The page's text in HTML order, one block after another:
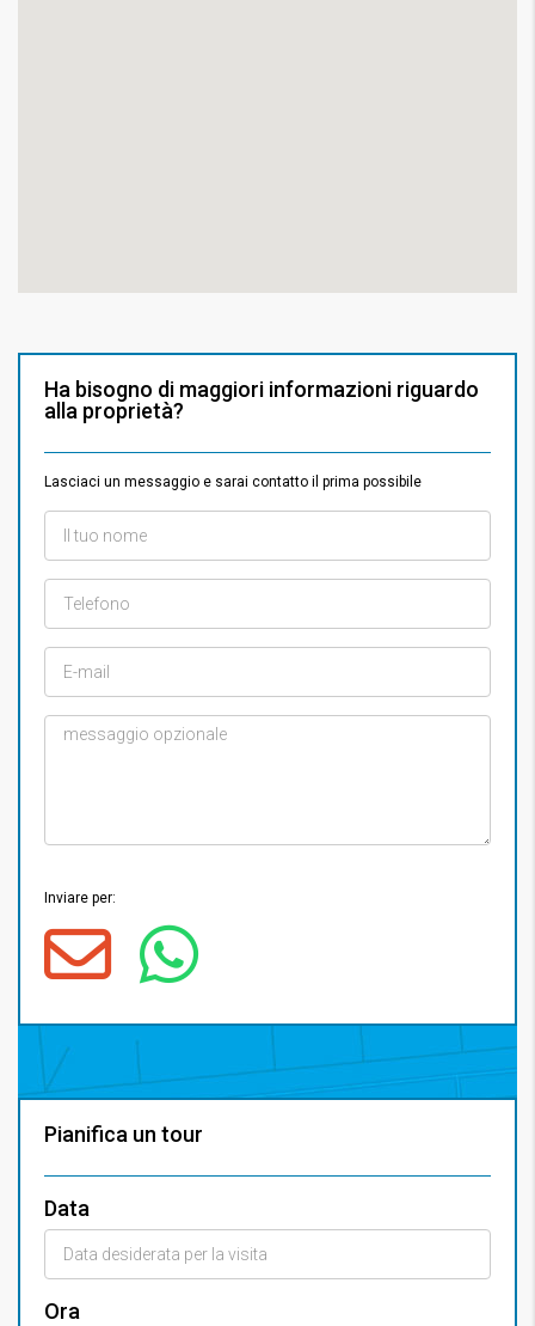
Ha bisogno di maggiori informazioni riguardo
alla proprietà?
Lasciaci un messaggio e sarai contatto il prima possibile
Inviare per:
Pianifica un tour
Data
Ora